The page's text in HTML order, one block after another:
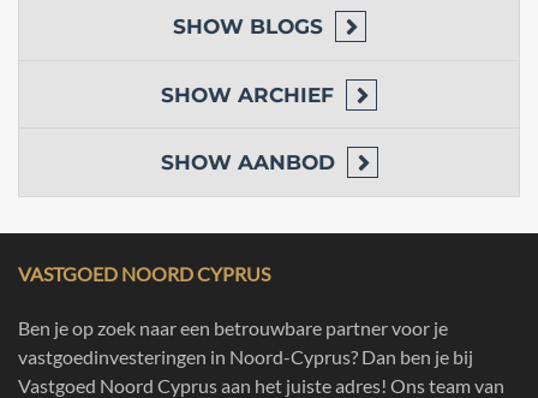
SHOW BLOGS
SHOW ARCHIEF
SHOW AANBOD
VASTGOED NOORD CYPRUS
Ben je op zoek naar een betrouwbare partner voor je
vastgoedinvesteringen in Noord-Cyprus? Dan ben je bij
Vastgoed Noord Cyprus aan het juiste adres! Ons team van